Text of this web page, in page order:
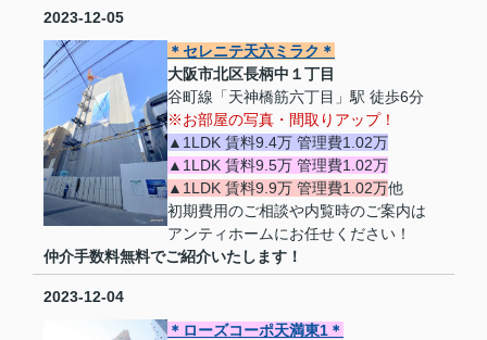
2023-12-05
＊セレニテ天六ミラク＊
大阪市北区長柄中１丁目
谷町線「天神橋筋六丁目」駅 徒歩6分
※お部屋の写真・間取りアップ！
▲1LDK 賃料9.4万 管理費1.02万
▲1LDK 賃料9.5万 管理費1.02万
▲1LDK 賃料9.9万 管理費1.02万他
初期費用のご相談や内覧時のご案内は
アンティホームにお任せください！
仲介手数料無料でご紹介いたします！
2023-12-04
＊ローズコーポ天満東1＊